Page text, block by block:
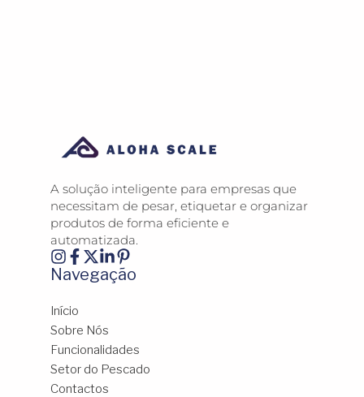
A solução inteligente para empresas que
necessitam de pesar, etiquetar e organizar
produtos de forma eficiente e
automatizada.
Navegação
Início
Sobre Nós
Funcionalidades
Setor do Pescado
Contactos